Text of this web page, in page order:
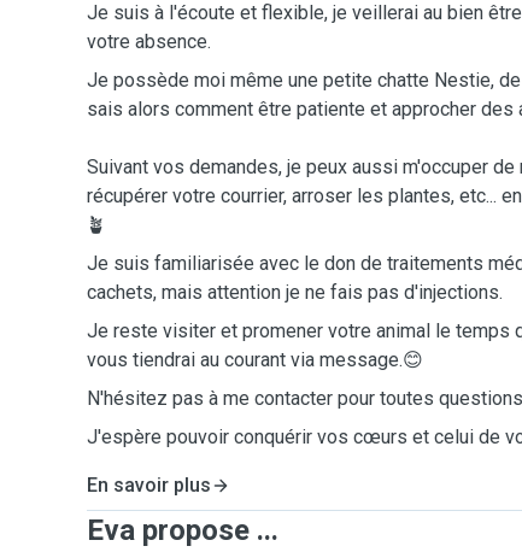
Je suis à l'écoute et flexible, je veillerai au bien
votre absence.
Je possède moi même une petite chatte Nestie,
sais alors comment être patiente et approcher des
Suivant vos demandes, je peux aussi m'occuper
récupérer votre courrier, arroser les plantes, etc...
🪴
Je suis familiarisée avec le don de traitements
cachets, mais attention je ne fais pas d'injections.
Je reste visiter et promener votre animal le temps
vous tiendrai au courant via message.😊
N'hésitez pas à me contacter pour toutes
J'espère pouvoir conquérir vos cœurs et celui de
En savoir plus
Eva propose ...